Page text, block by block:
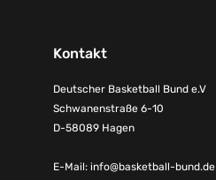
Kontakt
Deutscher Basketball Bund e.V
Schwanenstraße 6-10
D-58089 Hagen
E-Mail: info@basketball-bund.de